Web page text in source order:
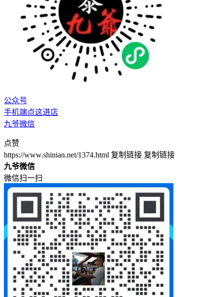
公众号
手机端点这进店
九爷微信
点赞
https://www.shinian.net/1374.html 复制链接 复制链接
九爷微信
微信扫一扫